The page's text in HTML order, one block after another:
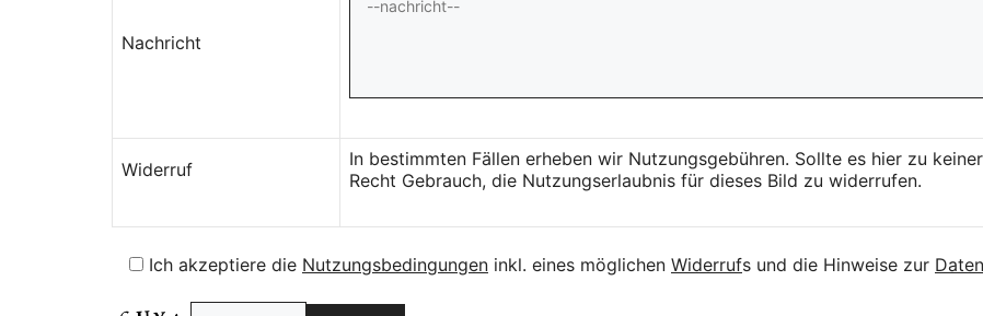
Nachricht
Widerruf
In bestimmten Fällen erheben wir Nutzungsgebühren. Sollte es hier zu
Recht Gebrauch, die Nutzungserlaubnis für dieses Bild zu widerrufen.
Ich akzeptiere die Nutzungsbedingungen inkl. eines möglichen Widerrufs und die Hinweise zur